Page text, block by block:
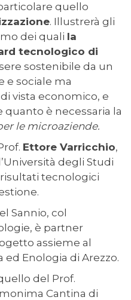
quello
. Illustrerà gli
dei quali la
tecnologico di
sostenibile da un
e sociale ma
vista economico, e
quanto è necessaria la
le microaziende.
Ettore Varricchio,
degli Studi
tecnologici
Sannio, col
è partner
assieme al
Enologia di Arezzo.
del Prof.
Cantina di